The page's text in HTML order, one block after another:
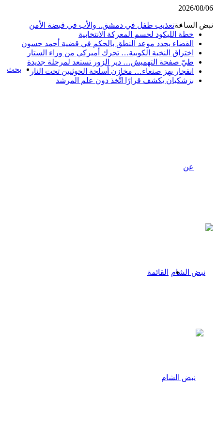
2026/08/
الساعةتعذيب طفل في دمشق.. والأب في قبضة الأمن
خطة الليكود لحسم المعركة الانتخابية
القضاء يحدد موعد النطق بالحكم في قضية أحمد حسون
اختراق النخبة الكوبية… تحرك أميركي من وراء الستار
طيّ صفحة التهميش… دير الزور تستعد لمرحلة جديدة
انفجار يهز صنعاء… مخازن أسلحة الحوثيين تحت النار
بزشكيان يكشف قرارًا اتُّخذ دون علم المرشد
بحث
عن
القائمة